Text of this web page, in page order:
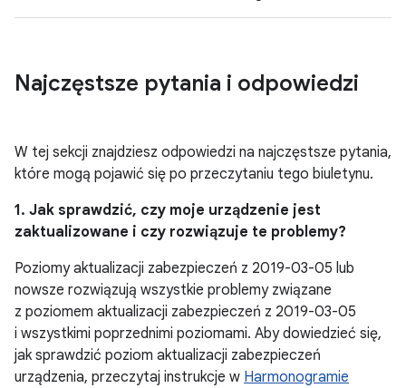
Najczęstsze pytania i odpowiedzi
W tej sekcji znajdziesz odpowiedzi na najczęstsze pytania,
które mogą pojawić się po przeczytaniu tego biuletynu.
1. Jak sprawdzić, czy moje urządzenie jest
zaktualizowane i czy rozwiązuje te problemy?
Poziomy aktualizacji zabezpieczeń z 2019-03-05 lub
nowsze rozwiązują wszystkie problemy związane
z poziomem aktualizacji zabezpieczeń z 2019-03-05
i wszystkimi poprzednimi poziomami. Aby dowiedzieć się,
jak sprawdzić poziom aktualizacji zabezpieczeń
urządzenia, przeczytaj instrukcje w Harmonogramie